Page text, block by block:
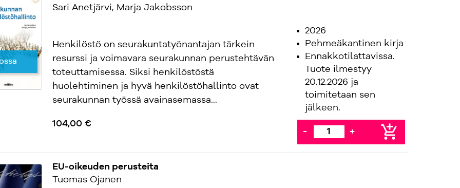
Sari Anetjärvi, Marja Jakobsson
Henkilöstö on seurakuntatyönantajan tärkein
resurssi ja voimavara seurakunnan perustehtävän
toteuttamisessa. Siksi henkilöstöstä
huolehtiminen ja hyvä henkilöstöhallinto ovat
seurakunnan työssä avainasemassa...
104,00 €
2026
Pehmeäkantinen kirja
Ennakkotilattavissa.
Tuote ilmestyy
20.12.2026 ja
toimitetaan sen
jälkeen.
- + add_shopping_cart
EU-oikeuden perusteita
Tuomas Ojanen